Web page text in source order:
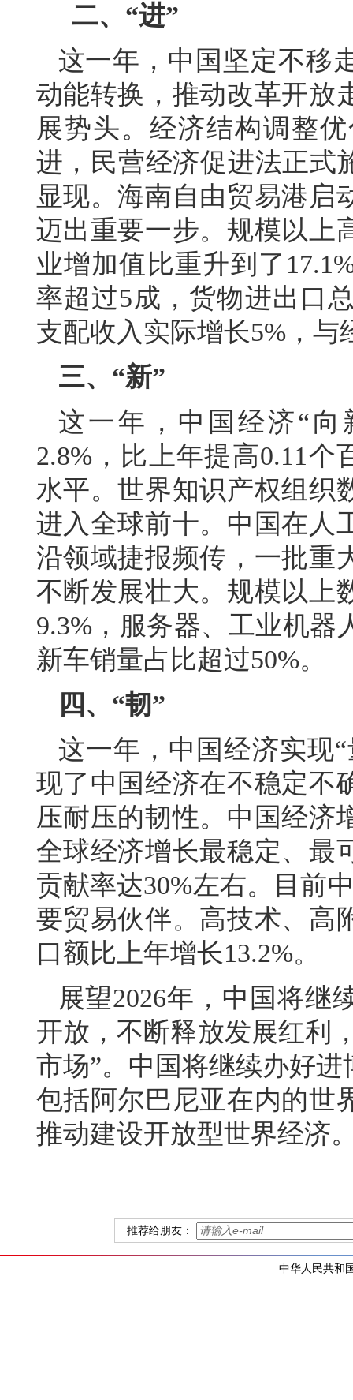
二、“进”
这一年，中国坚定不移
动能转换，推动改革开放
展势头。经济结构调整
进，民营经济促进法正式
显现。海南自由贸易港启
迈出重要一步。规模以上
业增加值比重升到了
率超过5成，货物进出口
支配收入实际增长5%，与
三、“新”
这一年，中国经济“
2.8%，比上年提高0.11
水平。世界知识产权组织
进入全球前十。中国在人
沿领域捷报频传，一批重
不断发展壮大。规模以上
9.3%，服务器、工业机
新车销量占比超过50%。
四、“韧”
这一年，中国经济实现
现了中国经济在不稳定不
压耐压的韧性。中国经济
全球经济增长最稳定、最
贡献率达30%左右。目前
要贸易伙伴。高技术、高
口额比上年增长13.2%。
展望2026年，中国将继
开放，不断释放发展红利
市场”。中国将继续办好
包括阿尔巴尼亚在内的世
推动建设开放型世界经济
推荐给朋友：
中华人民共和